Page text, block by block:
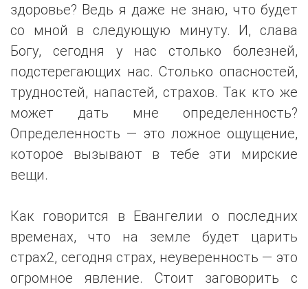
здоровье? Ведь я даже не знаю, что будет
со мной в следующую минуту. И, слава
Богу, сегодня у нас столько болезней,
подстерегающих нас. Столько опасностей,
трудностей, напастей, страхов. Так кто же
может дать мне определенность?
Определенность — это ложное ощущение,
которое вызывают в тебе эти мирские
вещи.
Как говорится в Евангелии о последних
временах, что на земле будет царить
страх2, сегодня страх, неуверенность — это
огромное явление. Стоит заговорить с